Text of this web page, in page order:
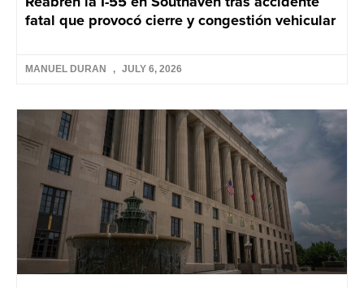
fatal que provocó cierre y congestión vehicular
MANUEL DURAN JULY 6, 2026